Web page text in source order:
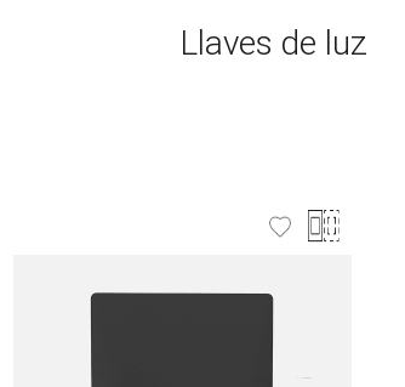
Llaves de luz